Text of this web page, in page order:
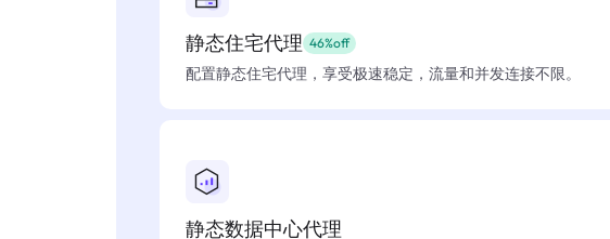
静态住宅代理 46%off
配置静态住宅代理，享受极速稳定，流量和并发连接不限。
静态数据中心代理